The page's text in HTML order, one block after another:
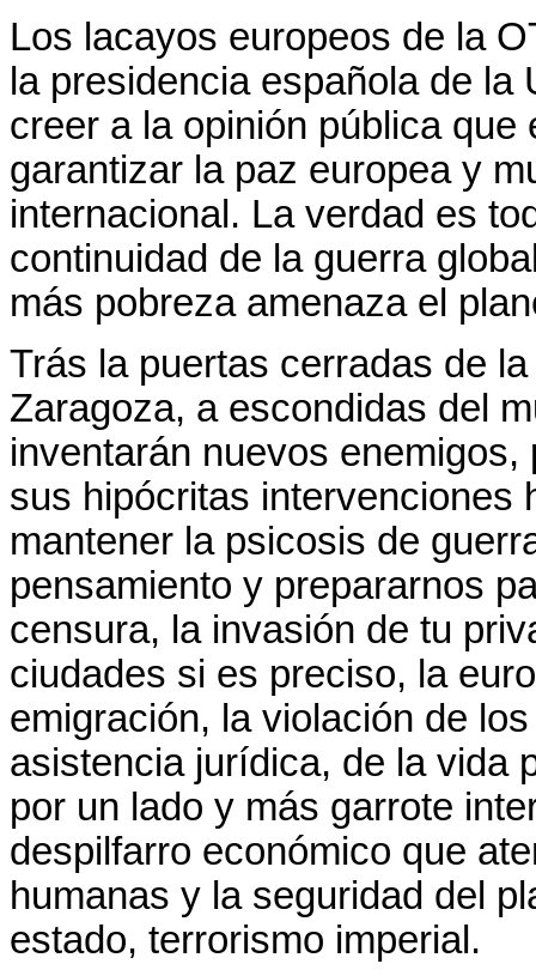
Los lacayos europeos de la
la presidencia española de
creer a la opinión pública
garantizar la paz europea y
internacional. La verdad es
continuidad de la guerra
más pobreza amenaza el
Trás la puertas cerradas de
Zaragoza, a escondidas del
inventarán nuevos
sus hipócritas intervenciones
mantener la psicosis de
pensamiento y prepararnos
censura, la invasión de tu
ciudades si es preciso, la
emigración, la violación de
asistencia jurídica, de la vida
por un lado y más garrote
despilfarro económico que
humanas y la seguridad del
estado, terrorismo imperial.